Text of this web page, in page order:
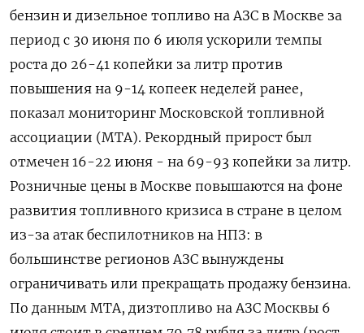
бензин и дизельное топливо на АЗС в Москве за
период с 30 июня по 6 июля ускорили темпы
роста до 26-41 копейки за ‌литр против
повышения на 9-14 копеек неделей ранее,
показал мониторинг Московской топливной
ассоциации (МТА). Рекордный прирост был
отмечен 16-22 июня - на 69-93 копейки за литр.
Розничные цены в Москве повышаются на ​фоне
развития топливного кризиса в ​стране в целом ​
из-за атак беспилотников ⁠на НПЗ: в
большинстве регионов АЗС вынуждены
ограничивать или ‌прекращать продажу бензина.
По данным МТА, дизтопливо ‌на АЗС Москвы 6